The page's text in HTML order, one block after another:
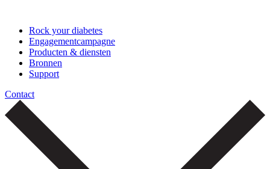
Rock your diabetes
Engagementcampagne
Producten & diensten
Bronnen
Support
Contact